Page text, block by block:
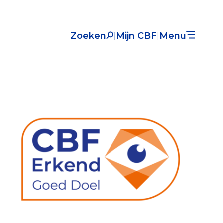
Zoeken Mijn CBF Menu